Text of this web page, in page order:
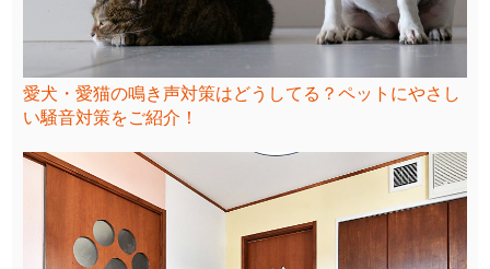
愛犬・愛猫の鳴き声対策はどうしてる？ペットにやさし
い騒音対策をご紹介！